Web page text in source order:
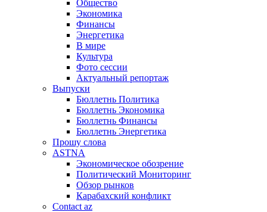
Общество
Экономика
Финансы
Энергетика
В мире
Культура
Фото сессии
Актуальный репортаж
Выпуски
Бюллетнь Политика
Бюллетнь Экономика
Бюллетнь Финансы
Бюллетнь Энергетика
Прошу слова
ASTNA
Экономическое обозрение
Политический Мониторинг
Обзор рынков
Карабахский конфликт
Contact az